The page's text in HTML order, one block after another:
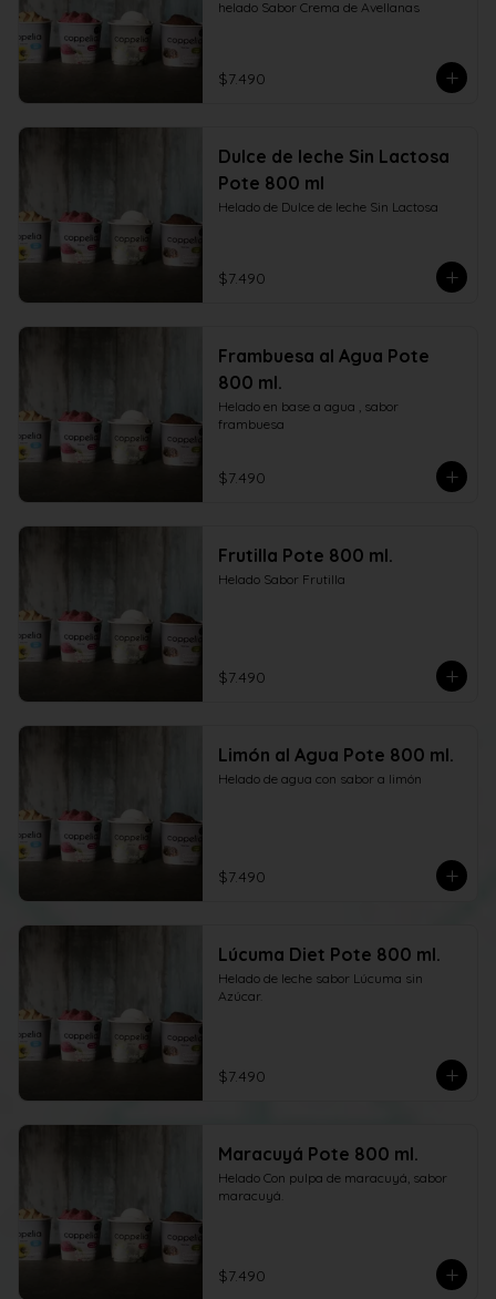
helado Sabor Crema de Avellanas
$7.490
Dulce de leche Sin Lactosa
Pote 800 ml
Helado de Dulce de leche Sin Lactosa
$7.490
Frambuesa al Agua Pote
800 ml.
Helado en base a agua , sabor
frambuesa
$7.490
Frutilla Pote 800 ml.
Helado Sabor Frutilla
$7.490
Limón al Agua Pote 800 ml.
Helado de agua con sabor a limón
$7.490
Lúcuma Diet Pote 800 ml.
Helado de leche sabor Lúcuma sin
Azúcar.
$7.490
Maracuyá Pote 800 ml.
Helado Con pulpa de maracuyá, sabor
maracuyá.
$7.490